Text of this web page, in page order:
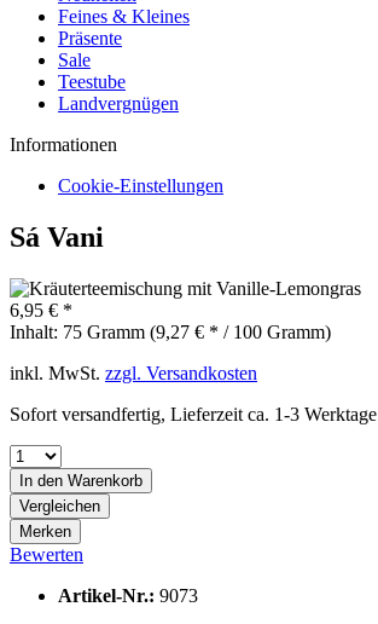
Feines & Kleines
Präsente
Sale
Teestube
Landvergnügen
Informationen
Cookie-Einstellungen
Sá Vani
6,95 € *
Inhalt: 75 Gramm (9,27 € * / 100 Gramm)
inkl. MwSt. zzgl. Versandkosten
Sofort versandfertig, Lieferzeit ca. 1-3 Werktage
In den Warenkorb
Vergleichen
Merken
Bewerten
Artikel-Nr.: 9073